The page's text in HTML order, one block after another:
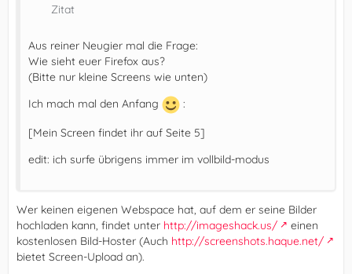
Zitat
Aus reiner Neugier mal die Frage:
Wie sieht euer Firefox aus?
(Bitte nur kleine Screens wie unten)
Ich mach mal den Anfang
:
[Mein Screen findet ihr auf Seite 5]
edit: ich surfe übrigens immer im vollbild-modus
Wer keinen eigenen Webspace hat, auf dem er seine Bilder
hochladen kann, findet unter http://imageshack.us/
einen
kostenlosen Bild-Hoster (Auch http://screenshots.haque.net/
bietet Screen-Upload an).